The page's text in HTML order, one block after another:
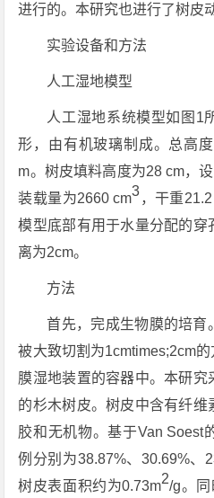
进行的。本研究也进行了树皮
实验设备和方法
人工湿地模型
人工湿地系统模型如图1
形，由有机玻璃制成。总高
m。树皮填料高度为28 cm，
装载量为2660 cm3，干重
模型底部有用于水量分配的穿
离为2cm。
方法
首先，完成生物膜的培育
被大致切割为1cmtimes;2cm
膜湿地装置的容器中。本研究
的杉木树皮。树皮中含有纤维
胶和无机物。基于Van Soest
例分别为38.87%、30.69%、
树皮表面积约为0.73m2/g。同